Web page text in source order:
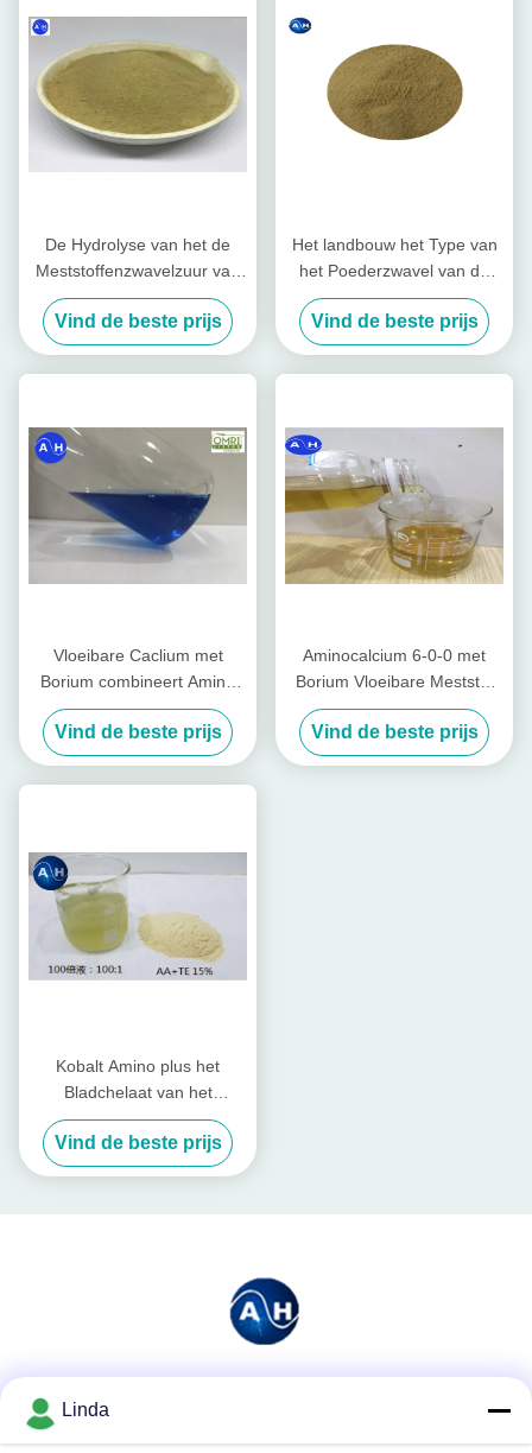
De Hydrolyse van het de
Meststoffenzwavelzuur van
de aminozuurlandbouw
zonder Chloor voor Tabacco-
Gewassen
Vind de beste prijs
Het landbouw het Type van
het Poederzwavel van de
Aminozuurmeststof Planten
van Tabacco
Vind de beste prijs
Vloeibare Caclium met
Borium combineert Amino
plus Bladmeststof op
Gebaseerd Aminozuur
Vind de beste prijs
Aminocalcium 6-0-0 met
Borium Vloeibare Meststof
voor Groenten in Geel
Vind de beste prijs
Kobalt Amino plus het
Bladchelaat van het
Meststoffenaminozuur voor
het Blad Bespuiten
Vind de beste prijs
Linda